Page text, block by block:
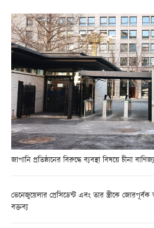
জাপানি প্রতিষ্ঠানের বিরুদ্ধে ব্যবস্থা বিষয়ে চীনা
ভেনেজুয়েলার প্রেসিডেন্ট এবং তার স্ত্রীকে
বক্তব্য